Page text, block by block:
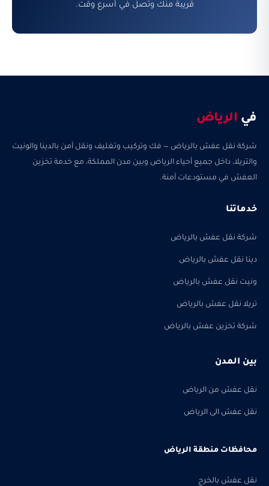
قريبة منك وتصل في أسرع وقت.
في الرياض
شركة نقل عفش بالرياض — فك وتركيب وتغليف ونقل آمن بالدينا والونيت
والتريلا، داخل جميع أحياء الرياض وبين مدن المملكة، مع خدمة تخزين
العفش في مستودعات آمنة.
خدماتنا
شركة نقل عفش بالرياض
دينا نقل عفش بالرياض
ونيت نقل عفش بالرياض
تريلا نقل عفش بالرياض
شركة تخزين عفش بالرياض
بين المدن
نقل عفش من الرياض
نقل عفش الى الرياض
محافظات منطقة الرياض
نقل عفش بالخرج